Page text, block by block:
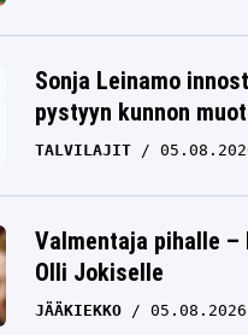
Sonja Leinamo
pystyyn kunnon
TALVILAJIT
Valmentaja pihalle –
Olli Jokiselle
JÄÄKIEKKO 05.08.2026